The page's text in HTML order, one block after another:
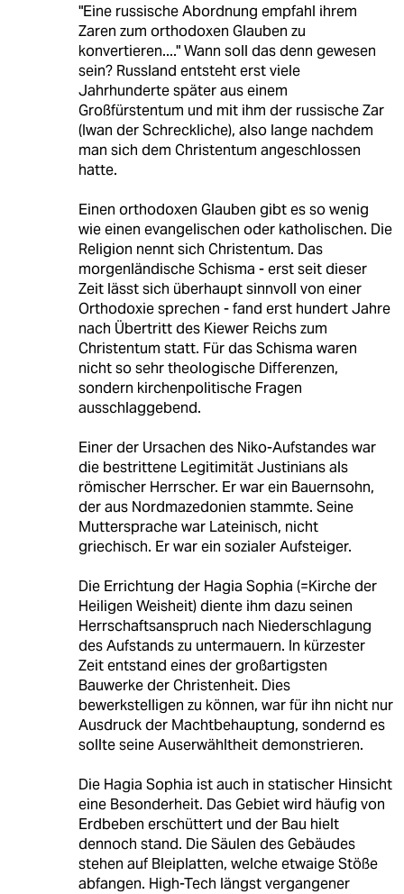
"Eine russische Abordnung empfahl ihrem
Zaren zum orthodoxen Glauben zu
konvertieren...." Wann soll das denn gewesen
sein? Russland entsteht erst viele
Jahrhunderte später aus einem
Großfürstentum und mit ihm der russische Zar
(Iwan der Schreckliche), also lange nachdem
man sich dem Christentum angeschlossen
hatte.
Einen orthodoxen Glauben gibt es so wenig
wie einen evangelischen oder katholischen. Die
Religion nennt sich Christentum. Das
morgenländische Schisma - erst seit dieser
Zeit lässt sich überhaupt sinnvoll von einer
Orthodoxie sprechen - fand erst hundert Jahre
nach Übertritt des Kiewer Reichs zum
Christentum statt. Für das Schisma waren
nicht so sehr theologische Differenzen,
sondern kirchenpolitische Fragen
ausschlaggebend.
Einer der Ursachen des Niko-Aufstandes war
die bestrittene Legitimität Justinians als
römischer Herrscher. Er war ein Bauernsohn,
der aus Nordmazedonien stammte. Seine
Muttersprache war Lateinisch, nicht
griechisch. Er war ein sozialer Aufsteiger.
Die Errichtung der Hagia Sophia (=Kirche der
Heiligen Weisheit) diente ihm dazu seinen
Herrschaftsanspruch nach Niederschlagung
des Aufstands zu untermauern. In kürzester
Zeit entstand eines der großartigsten
Bauwerke der Christenheit. Dies
bewerkstelligen zu können, war für ihn nicht nur
Ausdruck der Machtbehauptung, sondernd es
sollte seine Auserwähltheit demonstrieren.
Die Hagia Sophia ist auch in statischer Hinsicht
eine Besonderheit. Das Gebiet wird häufig von
Erdbeben erschüttert und der Bau hielt
dennoch stand. Die Säulen des Gebäudes
stehen auf Bleiplatten, welche etwaige Stöße
abfangen. High-Tech längst vergangener